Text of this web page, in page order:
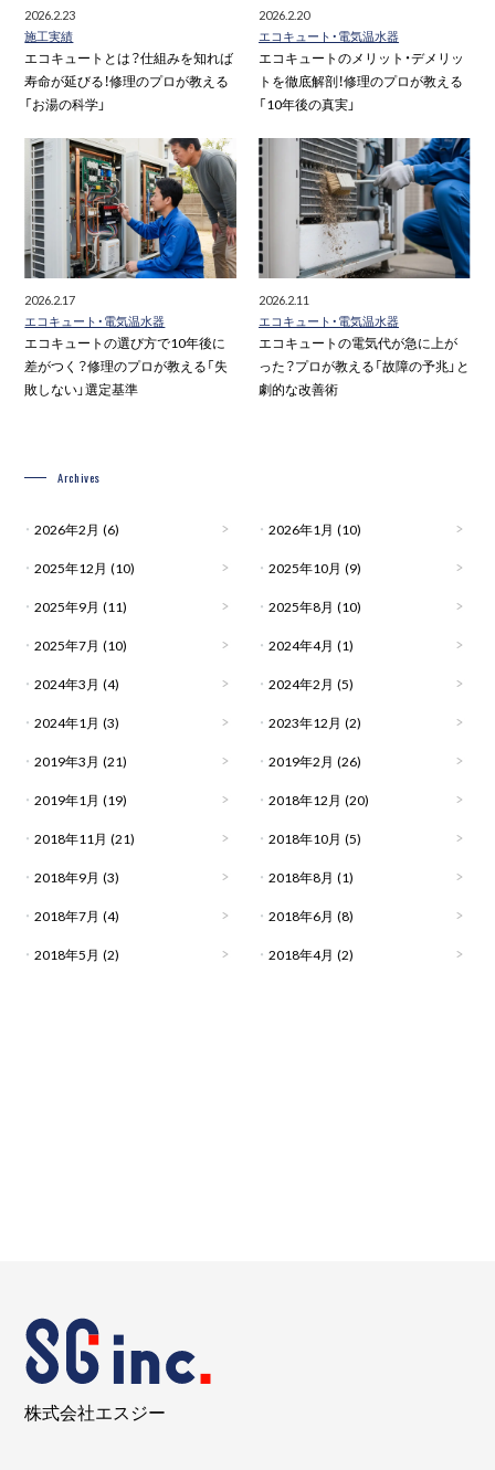
2026.2.23
施工実績
エコキュートとは？仕組みを知れば
寿命が延びる！修理のプロが教える
「お湯の科学」
2026.2.20
エコキュート・電気温水器
エコキュートのメリット・デメリッ
トを徹底解剖！修理のプロが教える
「10年後の真実」
2026.2.17
エコキュート・電気温水器
エコキュートの選び方で10年後に
差がつく？修理のプロが教える「失
敗しない」選定基準
2026.2.11
エコキュート・電気温水器
エコキュートの電気代が急に上が
った？プロが教える「故障の予兆」と
劇的な改善術
Archives
2026年2月 (6) 2026年1月 (10)
2025年12月 (10) 2025年10月 (9)
2025年9月 (11) 2025年8月 (10)
2025年7月 (10) 2024年4月 (1)
2024年3月 (4) 2024年2月 (5)
2024年1月 (3) 2023年12月 (2)
2019年3月 (21) 2019年2月 (26)
2019年1月 (19) 2018年12月 (20)
2018年11月 (21) 2018年10月 (5)
2018年9月 (3) 2018年8月 (1)
2018年7月 (4) 2018年6月 (8)
2018年5月 (2) 2018年4月 (2)
株式会社エスジー